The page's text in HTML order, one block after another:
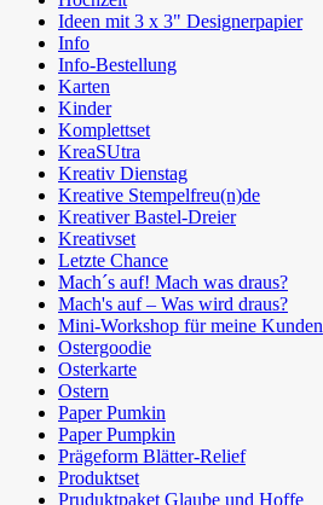
Ideen mit 3 x 3" Designerpapier
Info
Info-Bestellung
Karten
Kinder
Komplettset
KreaSUtra
Kreativ Dienstag
Kreative Stempelfreu(n)de
Kreativer Bastel-Dreier
Kreativset
Letzte Chance
Mach´s auf! Mach was draus?
Mach's auf – Was wird draus?
Mini-Workshop für meine Kunden
Ostergoodie
Osterkarte
Ostern
Paper Pumkin
Paper Pumpkin
Prägeform Blätter-Relief
Produktset
Pruduktpaket Glaube und Hoffe